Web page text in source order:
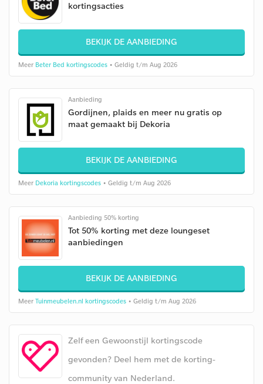
kortingsacties
BEKIJK DE AANBIEDING
Meer Beter Bed kortingscodes • Geldig t/m Aug 2026
Aanbieding
Gordijnen, plaids en meer nu gratis op
maat gemaakt bij Dekoria
BEKIJK DE AANBIEDING
Meer Dekoria kortingscodes • Geldig t/m Aug 2026
Aanbieding 50% korting
Tot 50% korting met deze loungeset
aanbiedingen
BEKIJK DE AANBIEDING
Meer Tuinmeubelen.nl kortingscodes • Geldig t/m Aug 2026
Zelf een Gewoonstijl kortingscode
gevonden? Deel hem met de korting-
community van Nederland.